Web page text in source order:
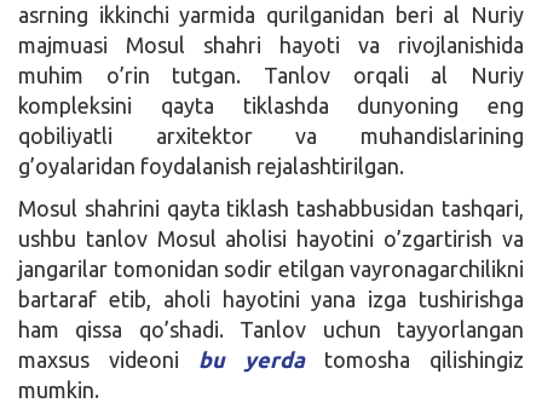
asrning ikkinchi yarmida qurilganidan beri al Nuriy
majmuasi Mosul shahri hayoti va rivojlanishida
muhim o’rin tutgan. Tanlov orqali al Nuriy
kompleksini qayta tiklashda dunyoning eng
qobiliyatli arxitektor va muhandislarining
g’oyalaridan foydalanish rejalashtirilgan.
Mosul shahrini qayta tiklash tashabbusidan tashqari,
ushbu tanlov Mosul aholisi hayotini o’zgartirish va
jangarilar tomonidan sodir etilgan vayronagarchilikni
bartaraf etib, aholi hayotini yana izga tushirishga
ham qissa qo’shadi. Tanlov uchun tayyorlangan
maxsus videoni bu yerdatomosha qilishingiz
mumkin.